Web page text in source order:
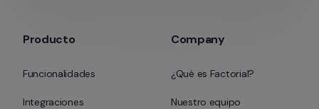
Producto
Funcionalidades
Integraciones
Company
¿Qué es Factorial?
Nuestro equipo